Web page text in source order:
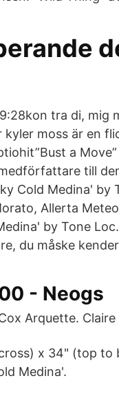
tra di, mig
kyler moss är en
a
till
Cold Medina'
Allerta
by Tone
du måske
- Neogs
Arquette.
x 34" (top to
Medina'.